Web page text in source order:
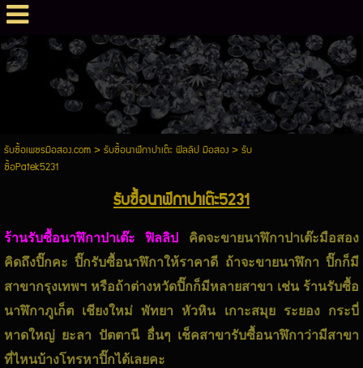
รับซื้อเพชรมือสอง.com> รับซื้อนาฬิกาปาเต๊ะ ฟิลลิป มือสอง> รับ
ซื้อPatek5231
รับซื้อนาฬิกาปาเต๊ะ5231
ร้านรับซื้อนาฬิกาปาเต๊ะ ฟิลลิป
คิดจะขายนาฬิกาปาเต๊ะมือสอง
คิดถึงปิ๊กคะ ปิ๊กรับซื้อนาฬิกาให้ราคาดี ถ้าจะขายนาฬิกา ปิ๊กก็มี
สาขากรุงเทพฯ หรือถ้าต่างหวัดปิ๊กก็มีหลายสาขา เช่น ร้านรับซื้อ
นาฬิกาภูเก็ต เชียงใหม่ พัทยา หัวหิน เกาะสมุย ระยอง กระบี่
หาดใหญ่ ยะลา ปัตตานี อื่นๆ เช็คสาขารับซื้อนาฬิกาว่ามีสาขา
ที่ไหนบ้างโทรหาปิ๊กได้เลยคะ